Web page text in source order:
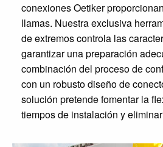
conexiones Oetiker
llamas. Nuestra exclusiva
de extremos controla las
garantizar una preparación
combinación del proceso de
con un robusto diseño de
solución pretende fomentar la
tiempos de instalación y